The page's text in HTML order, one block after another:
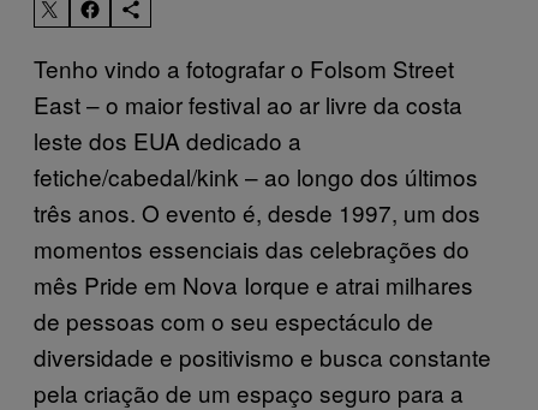
Tenho vindo a fotografar o Folsom Street
East – o maior festival ao ar livre da costa
leste dos EUA dedicado a
fetiche/cabedal/kink – ao longo dos últimos
três anos. O evento é, desde 1997, um dos
momentos essenciais das celebrações do
mês Pride em Nova Iorque e atrai milhares
de pessoas com o seu espectáculo de
diversidade e positivismo e busca constante
pela criação de um espaço seguro para a